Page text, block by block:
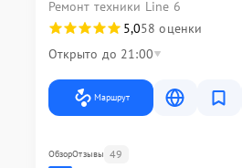
Ремонт техники Line 6
5,058 оценки
Открыто до 21:00
Маршрут
ОбзорОтзывы 49